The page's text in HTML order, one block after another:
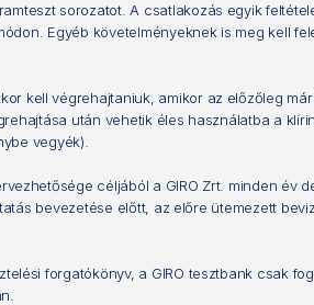
sorozatot. A csatlakozás egyik
Egyéb követelményeknek is meg kell
kell végrehajtaniuk, amikor az előzőleg
után vehetik éles használatba a
vegyék).
céljából a GIRO Zrt. minden év
bevezetése előtt, az előre ütemezett
forgatókönyv, a GIRO tesztbank csak